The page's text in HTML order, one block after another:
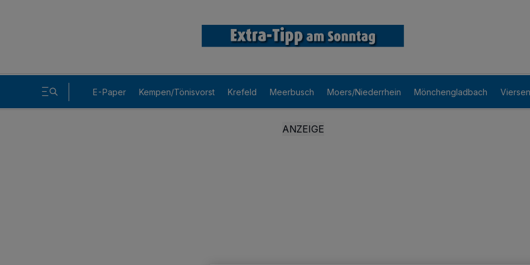
E-Paper Kempen/Tönisvorst Krefeld Meerbusch Moers/Niederrhein Mönchengladbach Viersen